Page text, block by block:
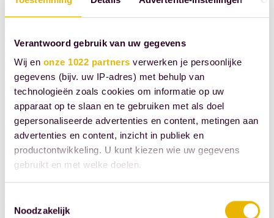
Verantwoord gebruik van uw gegevens
Wij en onze 1022 partners verwerken je persoonlijke
gegevens (bijv. uw IP-adres) met behulp van
technologieën zoals cookies om informatie op uw
apparaat op te slaan en te gebruiken met als doel
gepersonaliseerde advertenties en content, metingen aan
advertenties en content, inzicht in publiek en
productontwikkeling. U kunt kiezen wie uw gegevens
gebruikt en met welke doelen.
Informatie verzamelen over uw geografische
Noodzakelijk
eenmanszaak. Let op: Als jij je
onderneming binnen drie jaar wilt
verkopen, dan dien je gebruik te
maken van een ruisende
omzetting. Bij een geruisloze
omzetting kun je de aandelen
namelijk voor een periode van 3
jaar niet vervreemden.